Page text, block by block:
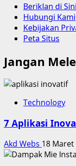
Beriklan di Sini
Hubungi Kami
Kebijakan
Peta Situs
Jangan
Technology
7 Aplikasi
Akd Webs 18 Maret